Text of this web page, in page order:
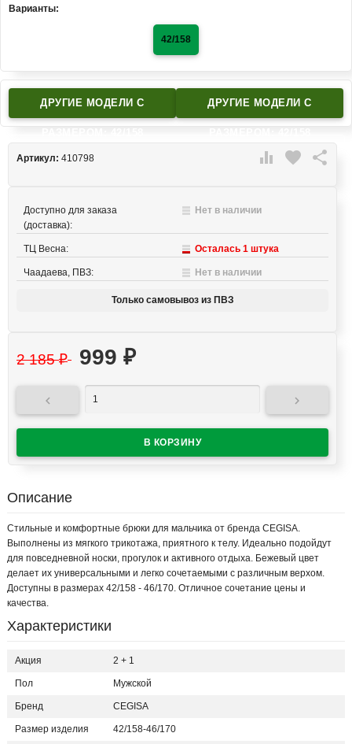
Варианты:
42/158
ДРУГИЕ МОДЕЛИ C ДРУГИЕ МОДЕЛИ C
 favorite 
Артикул: 410798
Доступно для заказа
(доставка):
Нет в наличии
ТЦ Весна: Осталась 1 штука
Чаадаева, ПВЗ: Нет в наличии
Только самовывоз из ПВЗ
2 185₽ 999 ₽
 
Описание
Стильные и комфортные брюки для мальчика от бренда CEGISA.
Выполнены из мягкого трикотажа, приятного к телу. Идеально подойдут
для повседневной носки, прогулок и активного отдыха. Бежевый цвет
делает их универсальными и легко сочетаемыми с различным верхом.
Доступны в размерах 42/158 - 46/170. Отличное сочетание цены и
качества.
Характеристики
Акция 2 + 1
Пол Мужской
Бренд CEGISA
Размер изделия 42/158-46/170